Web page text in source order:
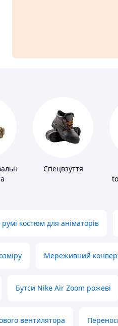
Спецвзуття
костюм для аніматорів
Мереживний
Бутси Nike Air Zoom рожеві
вентилятора